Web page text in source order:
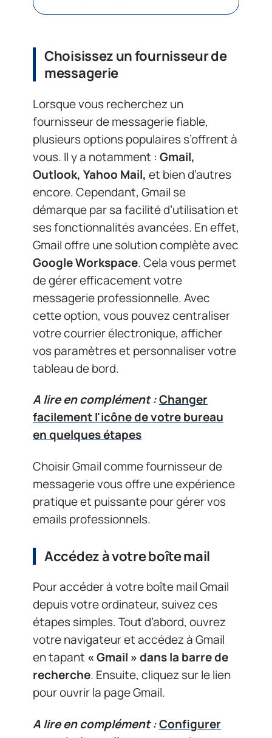
Choisissez un fournisseur de
messagerie
Lorsque vous recherchez un
fournisseur de messagerie fiable,
plusieurs options populaires s’offrent à
vous. Il y a notamment : Gmail,
Outlook, Yahoo Mail, et bien d’autres
encore. Cependant, Gmail se
démarque par sa facilité d’utilisation et
ses fonctionnalités avancées. En effet,
Gmail offre une solution complète avec
Google Workspace. Cela vous permet
de gérer efficacement votre
messagerie professionnelle. Avec
cette option, vous pouvez centraliser
votre courrier électronique, afficher
vos paramètres et personnaliser votre
tableau de bord.
A lire en complément :Changer
facilement l'icône de votre bureau
en quelques étapes
Choisir Gmail comme fournisseur de
messagerie vous offre une expérience
pratique et puissante pour gérer vos
emails professionnels.
Accédez à votre boîte mail
Pour accéder à votre boîte mail Gmail
depuis votre ordinateur, suivez ces
étapes simples. Tout d’abord, ouvrez
votre navigateur et accédez à Gmail
en tapant « Gmail » dans la barre de
recherche. Ensuite, cliquez sur le lien
pour ouvrir la page Gmail.
A lire en complément :Configurer